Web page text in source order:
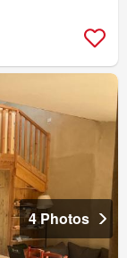
4 Photos